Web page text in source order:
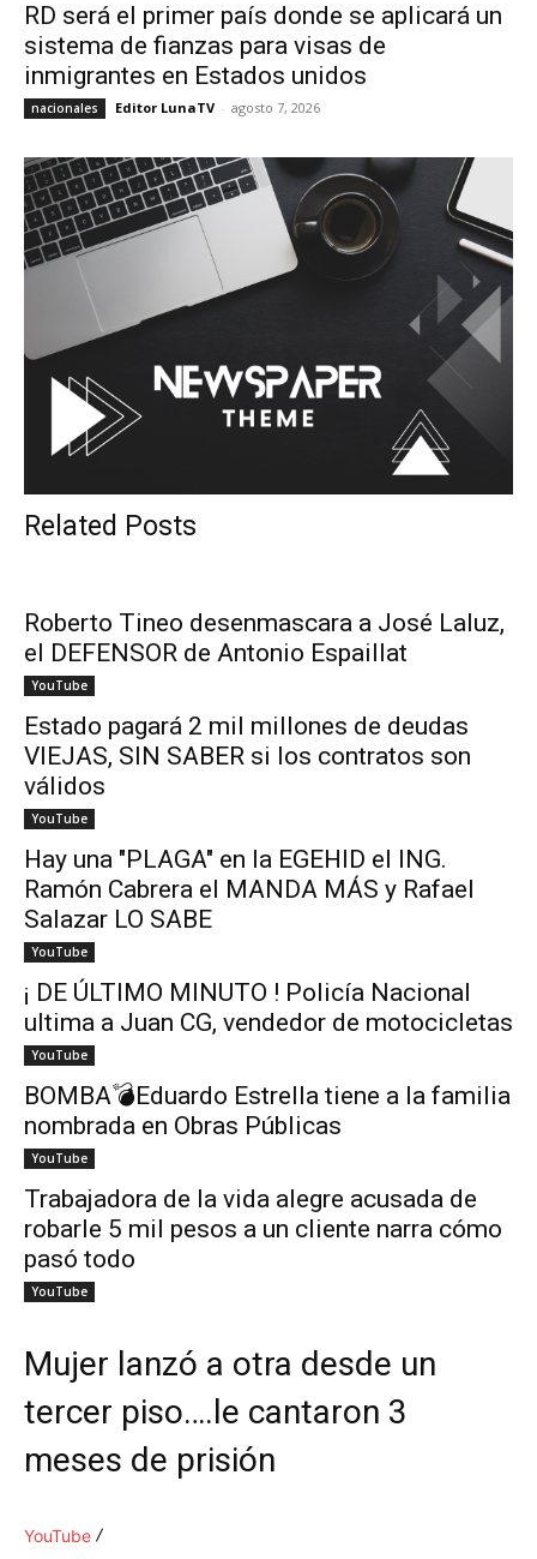
RD será el primer país donde se aplicará un
sistema de fianzas para visas de
inmigrantes en Estados unidos
nacionales Editor LunaTV - agosto 7, 2026
Related Posts
Roberto Tineo desenmascara a José Laluz,
el DEFENSOR de Antonio Espaillat
YouTube
Estado pagará 2 mil millones de deudas
VIEJAS, SIN SABER si los contratos son
válidos
YouTube
Hay una "PLAGA" en la EGEHID el ING.
Ramón Cabrera el MANDA MÁS y Rafael
Salazar LO SABE
YouTube
¡ DE ÚLTIMO MINUTO ! Policía Nacional
ultima a Juan CG, vendedor de motocicletas
YouTube
BOMBA💣Eduardo Estrella tiene a la familia
nombrada en Obras Públicas
YouTube
Trabajadora de la vida alegre acusada de
robarle 5 mil pesos a un cliente narra cómo
pasó todo
YouTube
Mujer lanzó a otra desde un
tercer piso….le cantaron 3
meses de prisión
YouTube